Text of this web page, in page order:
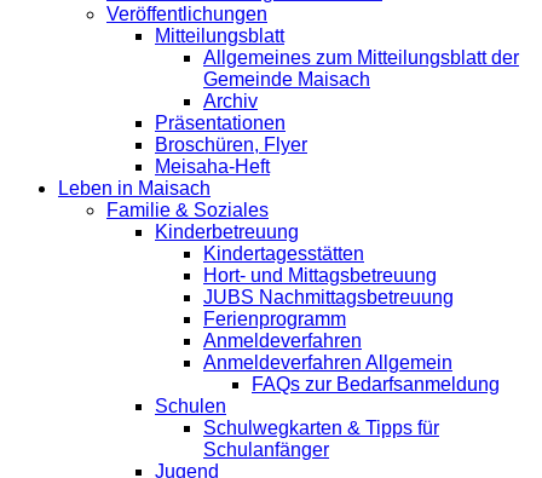
Veröffentlichungen
Mitteilungsblatt
Allgemeines zum Mitteilungsblatt der
Gemeinde Maisach
Archiv
Präsentationen
Broschüren, Flyer
Meisaha-Heft
Leben in Maisach
Familie & Soziales
Kinderbetreuung
Kindertagesstätten
Hort- und Mittagsbetreuung
JUBS Nachmittagsbetreuung
Ferienprogramm
Anmeldeverfahren
Anmeldeverfahren Allgemein
FAQs zur Bedarfsanmeldung
Schulen
Schulwegkarten & Tipps für
Schulanfänger
Jugend